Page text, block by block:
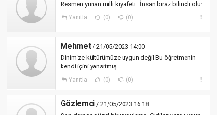
Resmen yunan milli kıyafeti . İnsan biraz bilinçli olur.
Yanıtla (0) (0)
Mehmet / 21/05/2023 14:00
Dinimize kültürümüze uygun değil.Bu öğretmenin
kendi içini yansıtmış
Yanıtla (0) (0)
Gözlemci / 21/05/2023 16:18